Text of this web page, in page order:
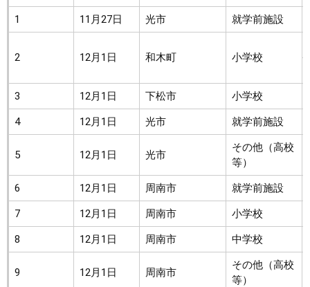
1 11月27日 光市 就学前施設
2 12月1日 和木町 小学校
3 12月1日 下松市 小学校
4 12月1日 光市 就学前施設
5 12月1日 光市
その他（高校
等）
6 12月1日 周南市 就学前施設
7 12月1日 周南市 小学校
8 12月1日 周南市 中学校
9 12月1日 周南市
その他（高校
等）